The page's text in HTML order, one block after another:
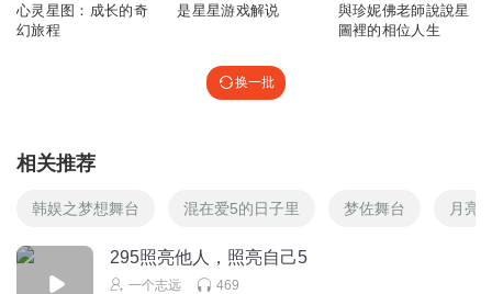
心灵星图：成长的奇
幻旅程
是星星游戏解说
與珍妮佛老師說說星
圖裡的相位人生
换一批
相关推荐
韩娱之梦想舞台 混在爱5的日子里 梦佐舞台 月亮
295照亮他人，照亮自己5
一个志远 469